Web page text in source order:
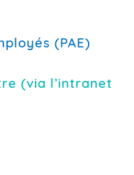
(PAE)
(via l’intranet